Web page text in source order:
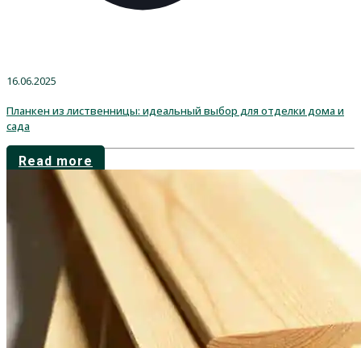
16.06.2025
Планкен из лиственницы: идеальный выбор для отделки дома и
сада
Read more